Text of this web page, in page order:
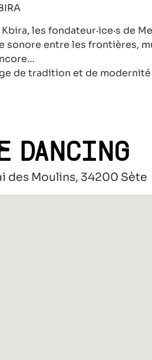
Kbira, les fondateur·ice·s de
sonore entre les frontières,
de tradition et de
DANCING
des Moulins, 34200 Sète